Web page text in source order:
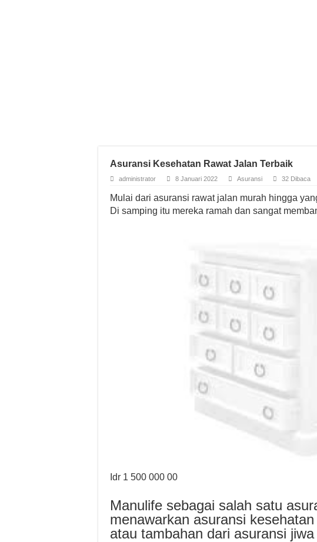
Asuransi Kesehatan Rawat Jalan Terbaik
administrator 8 Januari 2022 Asuransi 32 Dibaca
Mulai dari asuransi rawat jalan murah hingga
Di samping itu mereka ramah dan sangat
Idr 1 500 000 00
Manulife sebagai salah satu
menawarkan asuransi
atau tambahan dari asuransi